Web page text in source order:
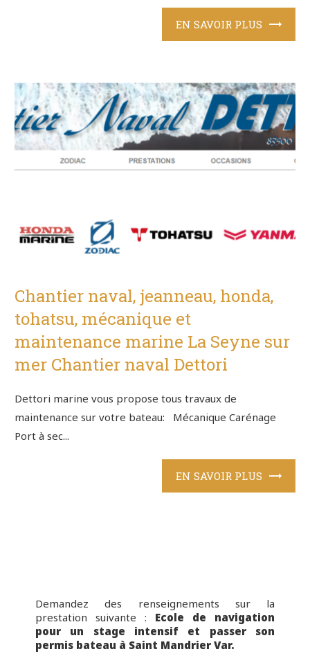
EN SAVOIR PLUS
Chantier naval, jeanneau, honda,
tohatsu, mécanique et
maintenance marine La Seyne sur
mer Chantier naval Dettori
Dettori marine vous propose tous travaux de
maintenance sur votre bateau: Mécanique Carénage
Port à sec...
EN SAVOIR PLUS
Demandez des renseignements sur la
prestation suivante : Ecole de navigation
pour un stage intensif et passer son
permis bateau à Saint Mandrier Var.